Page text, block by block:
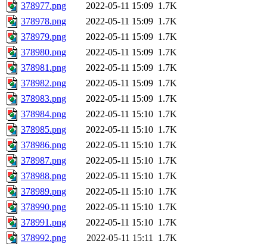
378977.png
2022-05-11 15:09 1.7K
378978.png
2022-05-11 15:09 1.7K
378979.png
2022-05-11 15:09 1.7K
378980.png
2022-05-11 15:09 1.7K
378981.png
2022-05-11 15:09 1.7K
378982.png
2022-05-11 15:09 1.7K
378983.png
2022-05-11 15:09 1.7K
378984.png
2022-05-11 15:10 1.7K
378985.png
2022-05-11 15:10 1.7K
378986.png
2022-05-11 15:10 1.7K
378987.png
2022-05-11 15:10 1.7K
378988.png
2022-05-11 15:10 1.7K
378989.png
2022-05-11 15:10 1.7K
378990.png
2022-05-11 15:10 1.7K
378991.png
2022-05-11 15:10 1.7K
378992.png
2022-05-11 15:11 1.7K